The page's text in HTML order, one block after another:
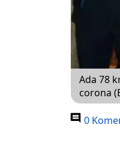
Ada 78
corona
0